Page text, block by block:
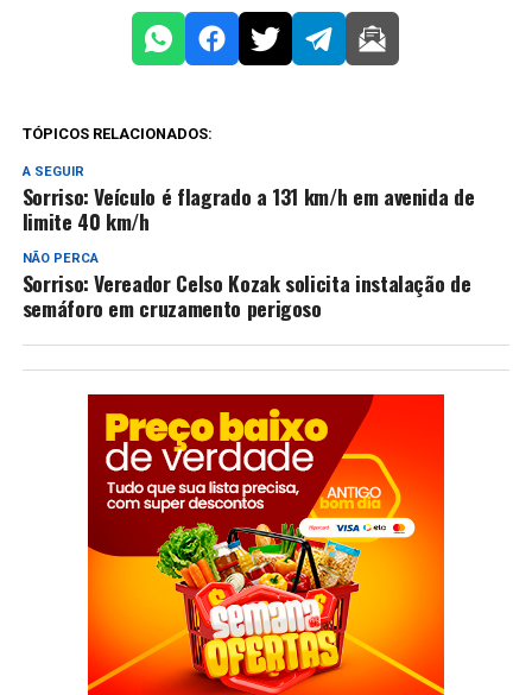
TÓPICOS RELACIONADOS:
A SEGUIR
Sorriso: Veículo é flagrado a 131 km/h em avenida de
limite 40 km/h
NÃO PERCA
Sorriso: Vereador Celso Kozak solicita instalação de
semáforo em cruzamento perigoso